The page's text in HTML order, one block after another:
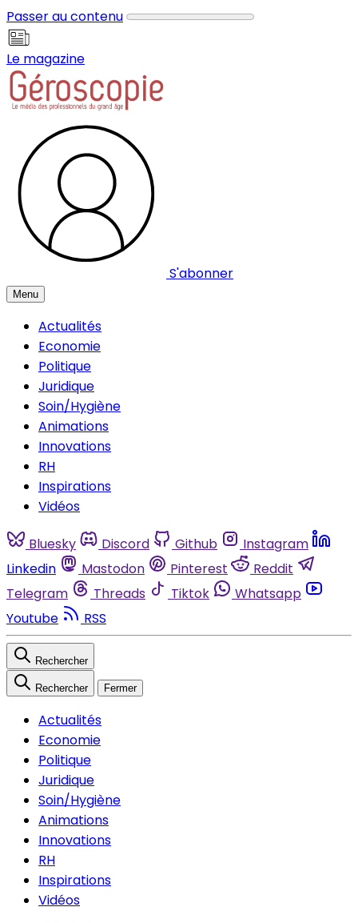
Passer au contenu
Le magazine
S'abonner
Menu
Actualités
Economie
Politique
Juridique
Soin/Hygiène
Animations
Innovations
RH
Inspirations
Vidéos
Bluesky Discord Github
Instagram
Linkedin
Mastodon Pinterest
Reddit
Telegram
Threads Tiktok
Whatsapp
Youtube
RSS
Rechercher
Rechercher Fermer
Actualités
Economie
Politique
Juridique
Soin/Hygiène
Animations
Innovations
RH
Inspirations
Vidéos
Panneau de gestion des cookies